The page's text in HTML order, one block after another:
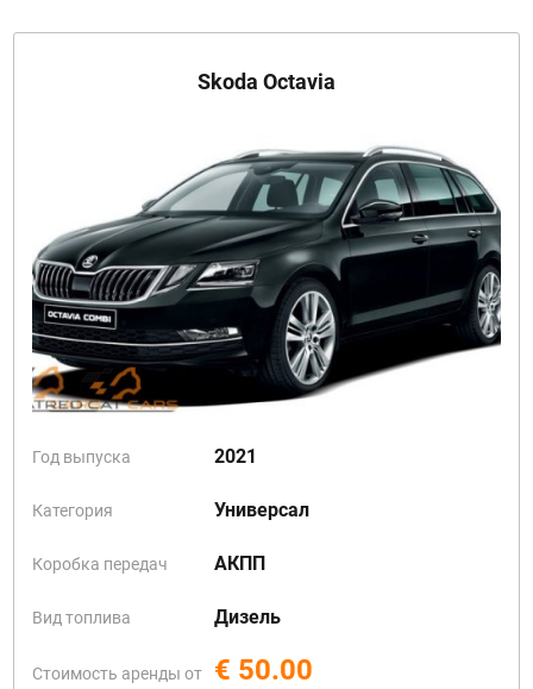
Skoda Octavia
Год выпуска 2021
Категория Универсал
Коробка передач АКПП
Вид топлива Дизель
Стоимость аренды от € 50.00